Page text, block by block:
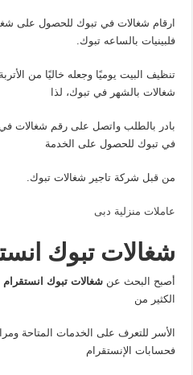
ارقام شغالات في تبوك للحصول على
فلبينيات بالساعه تبوك.
تنظيف البيت يوميًا وجعله خاليًا من
شغالات بالشهر في تبوك، لذا
بادر بالطلب واتصل على رقم شغالات في
في تبوك للحصول على الخدمة
من قبل شركة تاجير شغالات تبوك.
عاملات منزلية دبى
شغالات تبوك
أصبح البحث عنشغالات تبوك انستقرام
الكثير من
الأسر للتعرف على الخدمات المتاحة
فحسابات الإنستقرام